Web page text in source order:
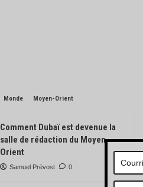
Monde Moyen-Orient
Comment Dubaï est devenue la
salle de rédaction du Moyen-
Orient
Samuel Prévost 0